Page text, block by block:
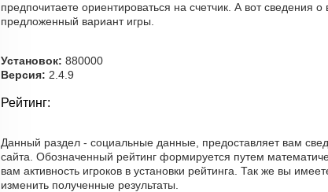
предпочитаете ориентироваться на счетчик. А вот сведения
предложенный вариант игры.
Установок: 880000
Версия: 2.4.9
Рейтинг:
Данный раздел - социальные данные, предоставляет вам
сайта. Обозначенный рейтинг формируется путем
вам активность игроков в установки рейтинга. Так же вы
изменить полученные результаты.